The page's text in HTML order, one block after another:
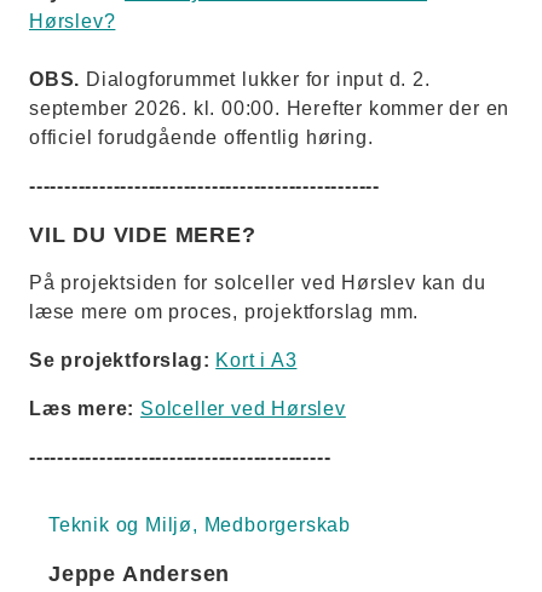
Hørslev?
OBS. Dialogforummet lukker for input d. 2.
september 2026. kl. 00:00. Herefter kommer der en
officiel forudgående offentlig høring.
--------------------------------------------------
VIL DU VIDE MERE?
På projektsiden for solceller ved Hørslev kan du
læse mere om proces, projektforslag mm.
Se projektforslag: Kort i A3
Læs mere: Solceller ved Hørslev
-------------------------------------------
Teknik og Miljø, Medborgerskab
Jeppe Andersen